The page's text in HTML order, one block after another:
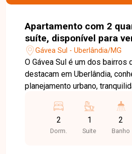
Apartamento com 2
suíte, disponível para
Gávea Sul em
Gávea Sul - Uberlândia/MG
O Gávea Sul é um dos bairros
destacam em Uberlândia,
planejamento urbano,
principais vias da cidade, além
uma ampla rede de
escolas, academias e
2
Dorm.
1
Suite
2
Banho